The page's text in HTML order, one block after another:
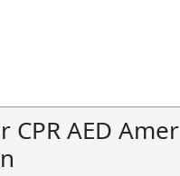
CPR AED